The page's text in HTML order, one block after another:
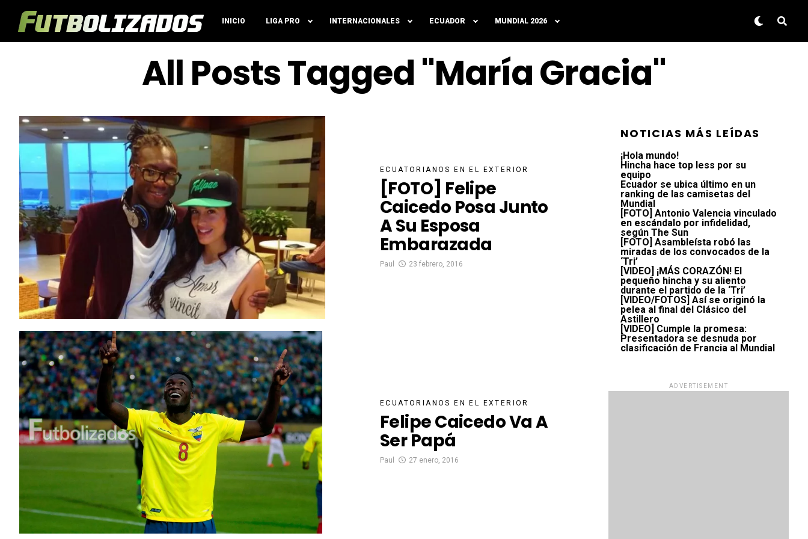
INICIO LIGA PRO INTERNACIONALES ECUADOR MUNDIAL 2026
All Posts Tagged "María Gracia"
ECUATORIANOS EN EL EXTERIOR
[FOTO] Felipe
Caicedo Posa Junto
A Su Esposa
Embarazada
Paul 23 febrero, 2016
ECUATORIANOS EN EL EXTERIOR
Felipe Caicedo Va A
Ser Papá
Paul 27 enero, 2016
NOTICIAS MÁS LEÍDAS
¡Hola mundo!
Hincha hace top less por su
equipo
Ecuador se ubica último en un
ranking de las camisetas del
Mundial
[FOTO] Antonio Valencia vinculado
en escándalo por infidelidad,
según The Sun
[FOTO] Asambleísta robó las
miradas de los convocados de la
‘Tri’
[VIDEO] ¡MÁS CORAZÓN! El
pequeño hincha y su aliento
durante el partido de la ‘Tri’
[VIDEO/FOTOS] Así se originó la
pelea al final del Clásico del
Astillero
[VIDEO] Cumple la promesa:
Presentadora se desnuda por
clasificación de Francia al Mundial
ADVERTISEMENT